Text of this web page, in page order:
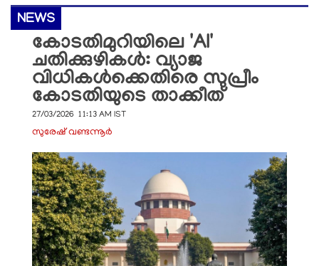
NEWS
കോടതിമുറിയിലെ 'AI'
ചതിക്കുഴികൾ: വ്യാജ
വിധികൾക്കെതിരെ സുപ്രീം
കോടതിയുടെ താക്കീത്
27/03/2026 11:13 AM IST
സുരേഷ് വണ്ടന്നൂർ